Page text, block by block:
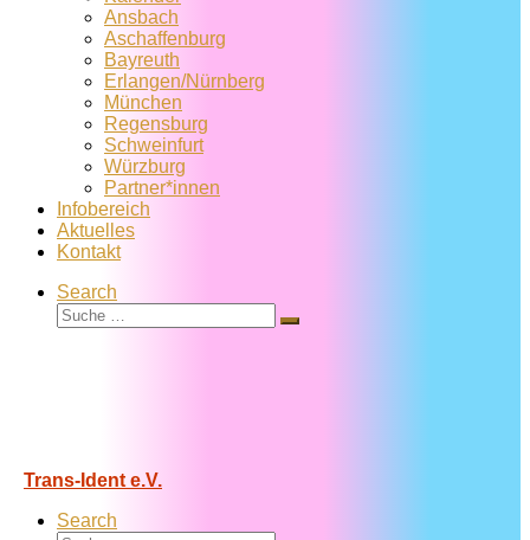
Ansbach
Aschaffenburg
Bayreuth
Erlangen/Nürnberg
München
Regensburg
Schweinfurt
Würzburg
Partner*innen
Infobereich
Aktuelles
Kontakt
Search
Suche
Suche
Trans-Ident e.V.
Search